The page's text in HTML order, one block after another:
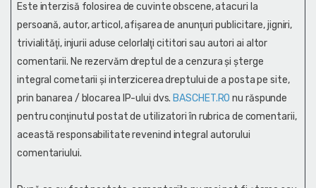
Este interzisă folosirea de cuvinte obscene, atacuri la
persoană, autor, articol, afişarea de anunţuri publicitare, jigniri,
trivialităţi, injurii aduse celorlalţi cititori sau autori ai altor
comentarii. Ne rezervăm dreptul de a cenzura și şterge
integral cometarii și interzicerea dreptului de a posta pe site,
prin banarea / blocarea IP-ului dvs. BASCHET.RO nu răspunde
pentru conţinutul postat de utilizatori în rubrica de comentarii,
această responsabilitate revenind integral autorului
comentariului.